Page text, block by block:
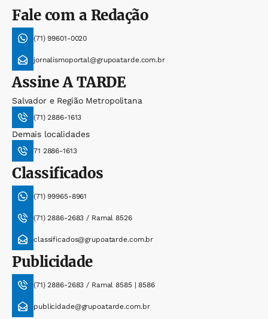
Fale com a Redação
(71) 99601-0020
jornalismoportal@grupoatarde.com.br
AssineA TARDE
Salvador e Região Metropolitana
(71) 2886-1613
Demais localidades
71 2886-1613
Classificados
(71) 99965-8961
(71) 2886-2683 / Ramal 8526
classificados@grupoatarde.com.br
Publicidade
(71) 2886-2683 / Ramal 8585 | 8586
publicidade@grupoatarde.com.br